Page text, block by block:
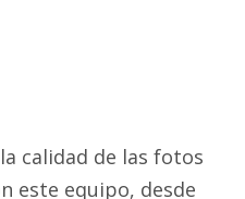
calidad de las fotos
este equipo, desde